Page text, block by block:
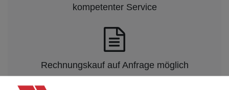
kompetenter Service
Rechnungskauf auf Anfrage möglich